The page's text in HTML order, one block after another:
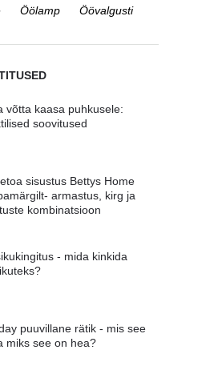
Öölamp Öövalgusti
võtta kaasa puhkusele:
soovitused
sisustus Bettys Home
armastus, kirg ja
kombinatsioon
- mida kinkida
puuvillane rätik - mis see
miks see on hea?